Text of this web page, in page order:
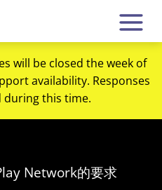
will be closed the week of
availability. Responses
during this time.
Network的要求